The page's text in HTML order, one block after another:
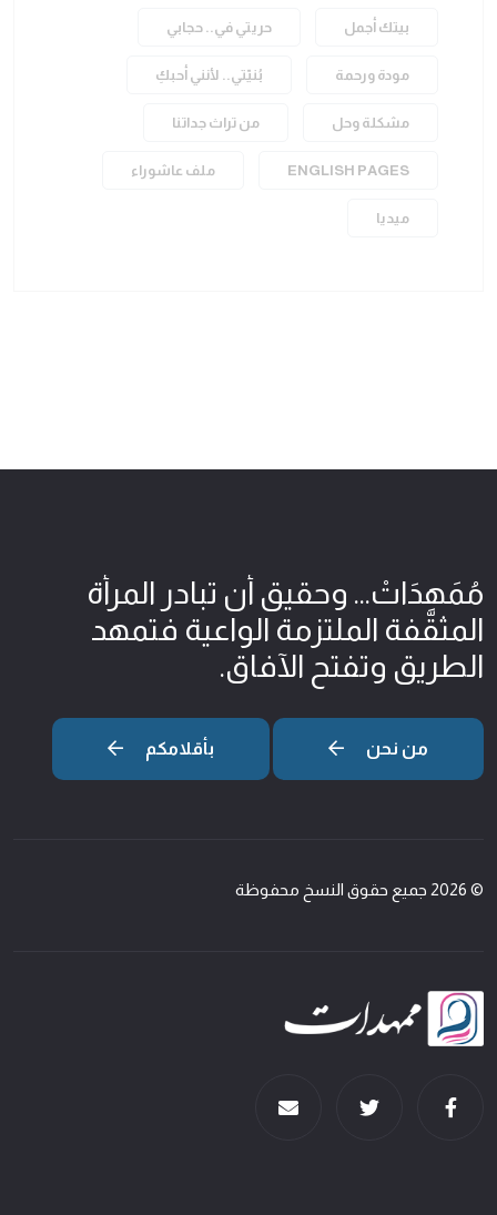
بيتك أجمل حريتي في.. حجابي
مودة ورحمة بُنيّتي.. لأنني أحبكِ
مشكلة وحل من تراث جداتنا
ENGLISH PAGES ملف عاشوراء
ميديا
مُمَهِدَاتْ... وحقيق أن تبادر المرأة
المثقّفة الملتزمة الواعية فتمهد
الطريق وتفتح الآفاق.
من نحن بأقلامكم
© 2026 جميع حقوق النسخ محفوظة